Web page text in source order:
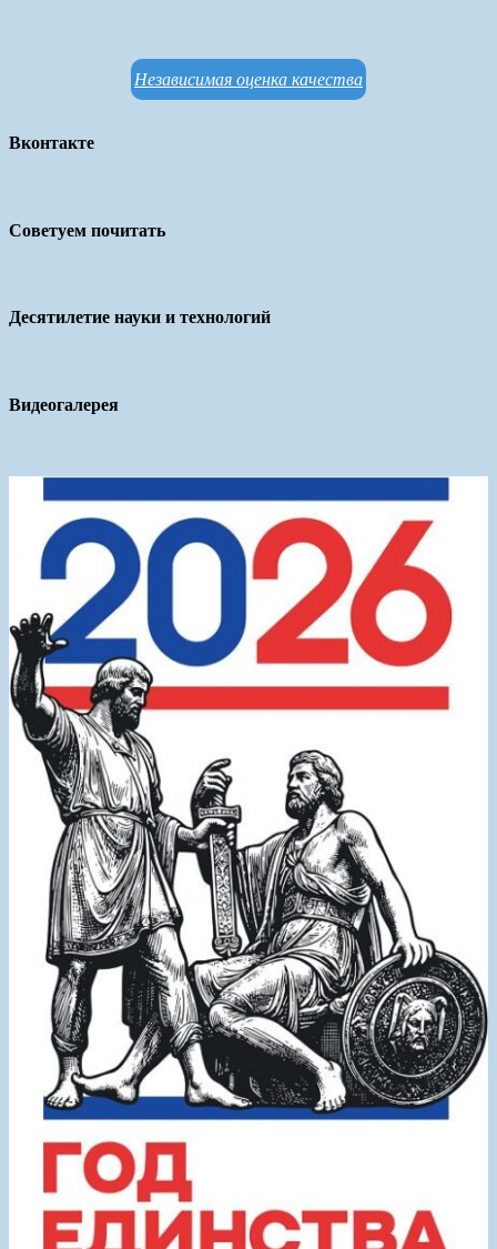
Независимая оценка качества
Вконтакте
Советуем почитать
Десятилетие науки и технологий
Видеогалерея